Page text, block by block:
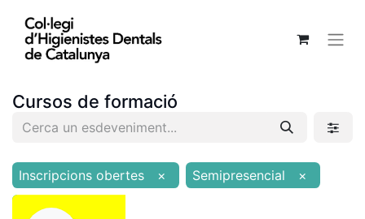
Cursos de formació
Inscripcions obertes × Semipresencial ×